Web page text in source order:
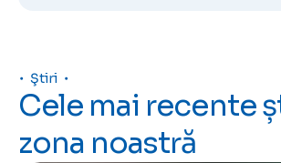
Ştiri
Cele mai recente
zona noastră